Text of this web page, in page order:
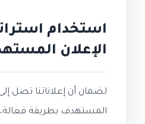
استخدام
الإعلان
لضمان أن إعلاناتنا تصل
المستهدف بطريقة